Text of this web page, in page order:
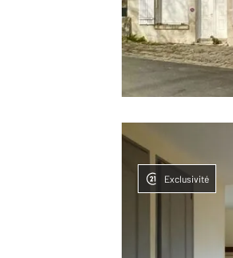
Exclusivité